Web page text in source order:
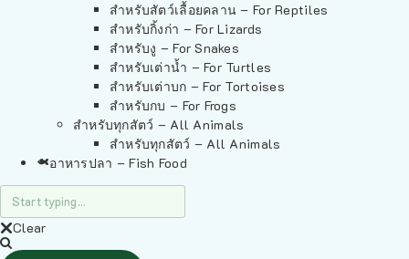
สำหรับสัตว์เลื้อยคลาน – For Reptiles
สำหรับกิ้งก่า – For Lizards
สำหรับงู – For Snakes
สำหรับเต่าน้ำ – For Turtles
สำหรับเต่าบก – For Tortoises
สำหรับกบ – For Frogs
สำหรับทุกสัตว์ – All Animals
สำหรับทุกสัตว์ – All Animals
อาหารปลา – Fish Food
Clear